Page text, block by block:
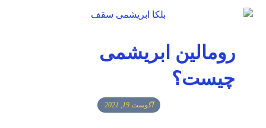
رومالین ابریشمی
چیست؟
آگوست 19, 2021